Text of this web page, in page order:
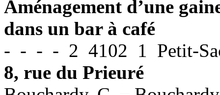
Aménagement d’une
dans un bar à café
- - - - 2 4102 1 Petit-
8, rue du Prieuré